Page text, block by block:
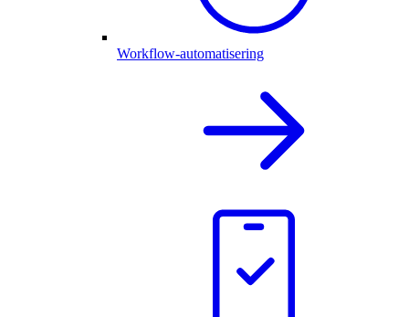
Workflow-automatisering